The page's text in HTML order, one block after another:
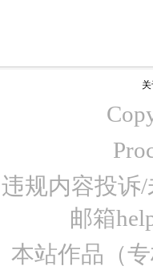
违规内容投诉/
邮箱
本站作品（